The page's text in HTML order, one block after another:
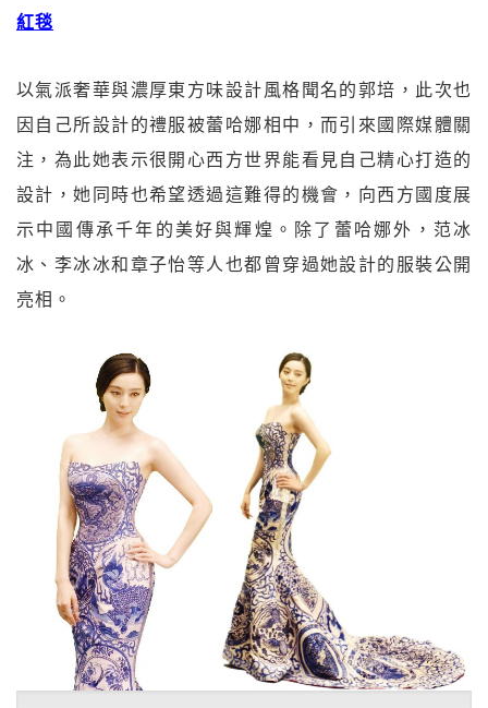
紅毯
以氣派奢華與濃厚東方味設計風格聞名的郭培，此次也
因自己所設計的禮服被蕾哈娜相中，而引來國際媒體關
注，為此她表示很開心西方世界能看見自己精心打造的
設計，她同時也希望透過這難得的機會，向西方國度展
示中國傳承千年的美好與輝煌。除了蕾哈娜外，范冰
冰、李冰冰和章子怡等人也都曾穿過她設計的服裝公開
亮相。